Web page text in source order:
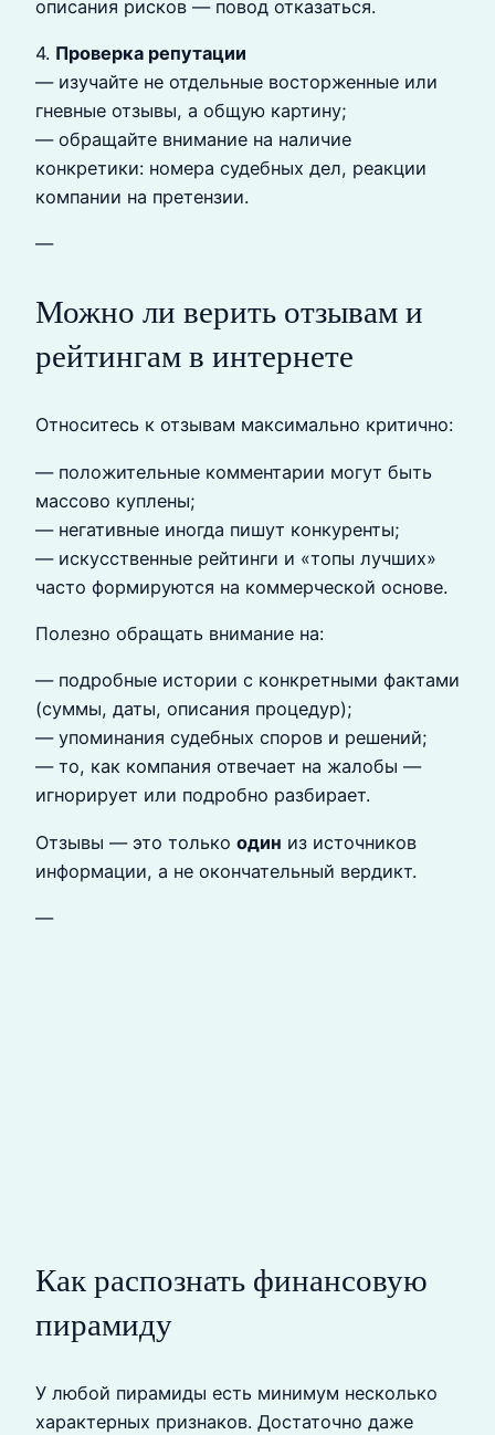
описания рисков — повод отказаться.
4. Проверка репутации
— изучайте не отдельные восторженные или
гневные отзывы, а общую картину;
— обращайте внимание на наличие
конкретики: номера судебных дел, реакции
компании на претензии.
—
Можно ли верить отзывам и
рейтингам в интернете
Относитесь к отзывам максимально критично:
— положительные комментарии могут быть
массово куплены;
— негативные иногда пишут конкуренты;
— искусственные рейтинги и «топы лучших»
часто формируются на коммерческой основе.
Полезно обращать внимание на:
— подробные истории с конкретными фактами
(суммы, даты, описания процедур);
— упоминания судебных споров и решений;
— то, как компания отвечает на жалобы —
игнорирует или подробно разбирает.
Отзывы — это только один из источников
информации, а не окончательный вердикт.
—
Как распознать финансовую
пирамиду
У любой пирамиды есть минимум несколько
характерных признаков. Достаточно даже